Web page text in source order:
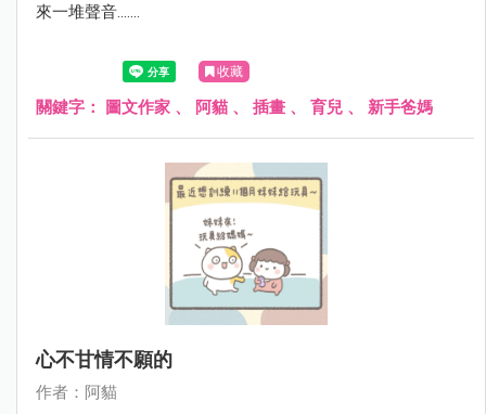
來一堆聲音.......
收藏
關鍵字： 圖文作家 、 阿貓 、 插畫 、 育兒 、 新手爸媽
心不甘情不願的
作者：阿貓